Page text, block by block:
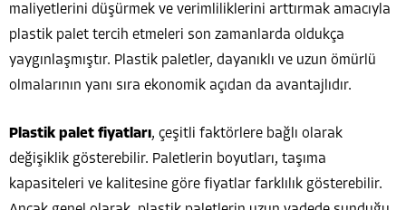
maliyetlerini düşürmek ve verimliliklerini arttırmak amacıyla
plastik palet tercih etmeleri son zamanlarda oldukça
yaygınlaşmıştır. Plastik paletler, dayanıklı ve uzun ömürlü
olmalarının yanı sıra ekonomik açıdan da avantajlıdır.
Plastik palet fiyatları, çeşitli faktörlere bağlı olarak
değişiklik gösterebilir. Paletlerin boyutları, taşıma
kapasiteleri ve kalitesine göre fiyatlar farklılık gösterebilir.